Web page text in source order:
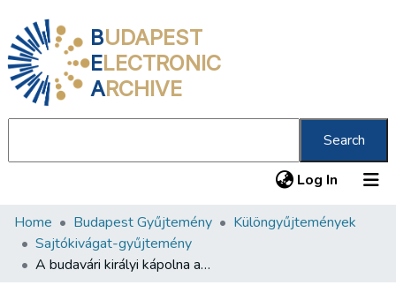
BUDAPEST
ELECTRONIC
ARCHIVE
Search
Log In (current)
Communities & Collections
All of DSpace
Home Budapest Gyűjtemény
Különgyűjtemények
Sajtókivágat-gyűjtemény
A budavári királyi kápolna a nemzet temploma